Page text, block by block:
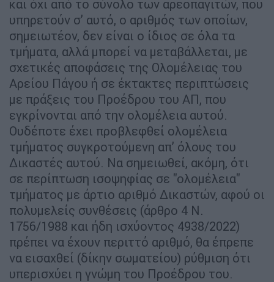
και όχι από το σύνολο των αρεοπαγιτών, που
υπηρετούν σ’ αυτό, ο αριθμός των οποίων,
σημειωτέον, δεν είναι ο ίδιος σε όλα τα
τμήματα, αλλά μπορεί να μεταβάλλεται, με
σχετικές αποφάσεις της Ολομέλειας του
Αρείου Πάγου ή σε έκτακτες περιπτώσεις
με πράξεις του Προέδρου του ΑΠ, που
εγκρίνονται από την ολομέλεια αυτού.
Ουδέποτε έχει προβλεφθεί ολομέλεια
τμήματος συγκροτούμενη απ’ όλους του
Δικαστές αυτού. Να σημειωθεί, ακόμη, ότι
σε περίπτωση ισοψηφίας σε "ολομέλεια"
τμήματος με άρτιο αριθμό Δικαστών, αφού οι
πολυμελείς συνθέσεις (άρθρο 4 Ν.
1756/1988 και ήδη ισχύοντος 4938/2022)
πρέπει να έχουν περιττό αριθμό, θα έπρεπε
να εισαχθεί (δίκην σωματείου) ρύθμιση ότι
υπερισχύει η γνώμη του Προέδρου του.